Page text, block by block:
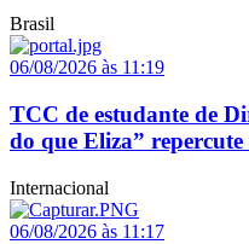
Brasil
06/08/2026 às 11:19
TCC de estudante de
do que Eliza” repercute
Internacional
06/08/2026 às 11:17